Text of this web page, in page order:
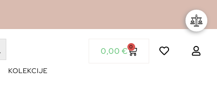
KOLEKCIJE
0,00 € 0